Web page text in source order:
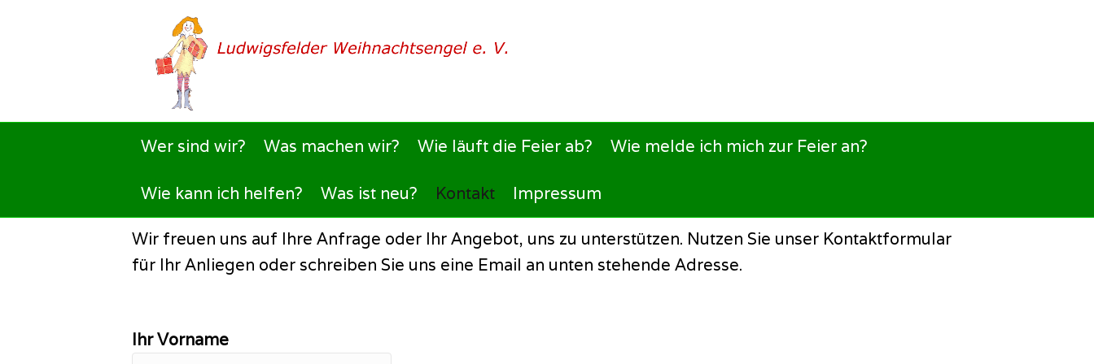
Wer sind wir? Was machen wir? Wie läuft die Feier ab? Wie melde ich mich zur Feier an?
Wie kann ich helfen? Was ist neu? Kontakt Impressum
Willkommen beim Ludwigsfelder Weihnachtsengel e. V.
Wir freuen uns auf Ihre Anfrage oder Ihr Angebot, uns zu unterstützen. Nutzen Sie unser Kontaktformular
für Ihr Anliegen oder schreiben Sie uns eine Email an unten stehende Adresse.
Ihr Vorname